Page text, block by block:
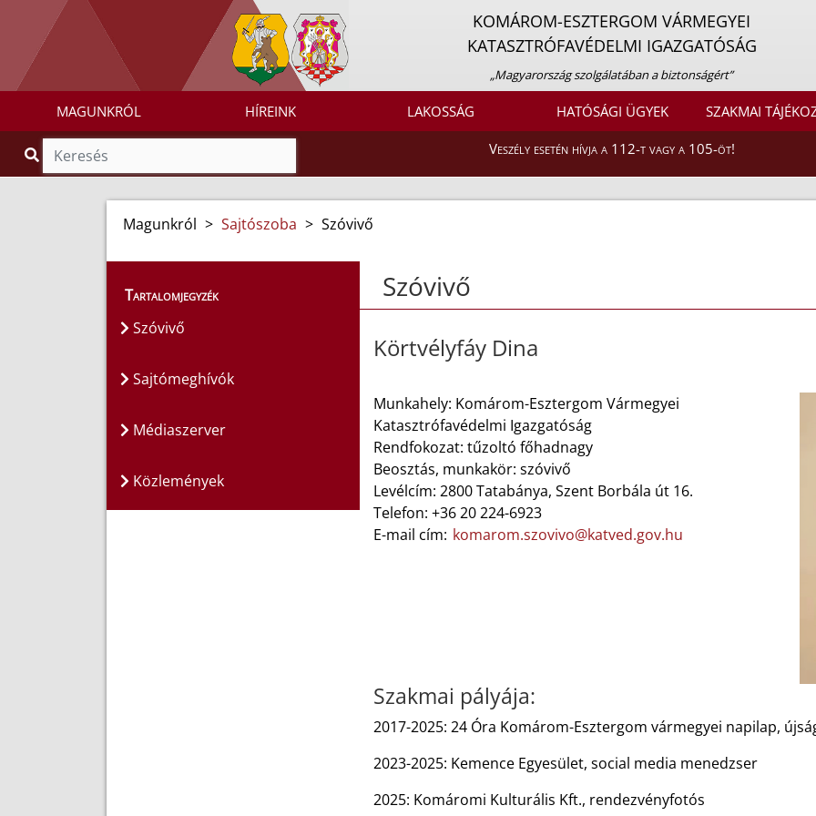
KOMÁROM-ESZTERGOM VÁRMEGYEI
KATASZTRÓFAVÉDELMI IGAZGATÓSÁG
„Magyarország szolgálatában a biztonságért”
MAGUNKRÓL HÍREINK LAKOSSÁG HATÓSÁGI ÜGYEK SZAKMAI
Veszély esetén hívja a 112-t vagy a 105-öt!
Magunkról > Sajtószoba > Szóvivő
Tartalomjegyzék
Szóvivő
Sajtómeghívók
Médiaszerver
Közlemények
Szóvivő
Körtvélyfáy Dina
Munkahely: Komárom-Esztergom Vármegyei
Katasztrófavédelmi Igazgatóság
Rendfokozat: tűzoltó főhadnagy
Beosztás, munkakör: szóvivő
Levélcím: 2800 Tatabánya, Szent Borbála út 16.
Telefon: +36 20 224-6923
E-mail cím: komarom.szovivo@katved.gov.hu
Szakmai pályája:
2017-2025: 24 Óra Komárom-Esztergom vármegyei napilap,
2023-2025: Kemence Egyesület, social media menedzser
2025: Komáromi Kulturális Kft., rendezvényfotós